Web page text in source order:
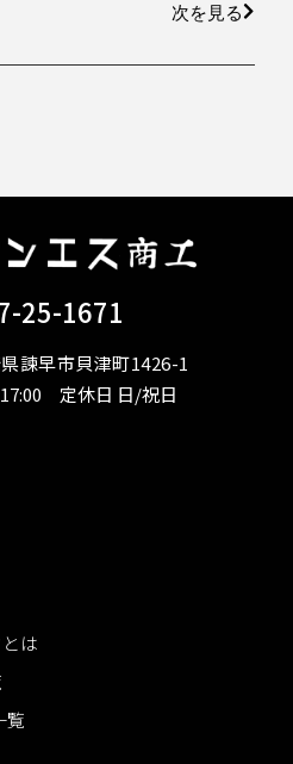
次を見る
25-1671
諫早市貝津町1426-1
定休日 日/祝日
は
覧